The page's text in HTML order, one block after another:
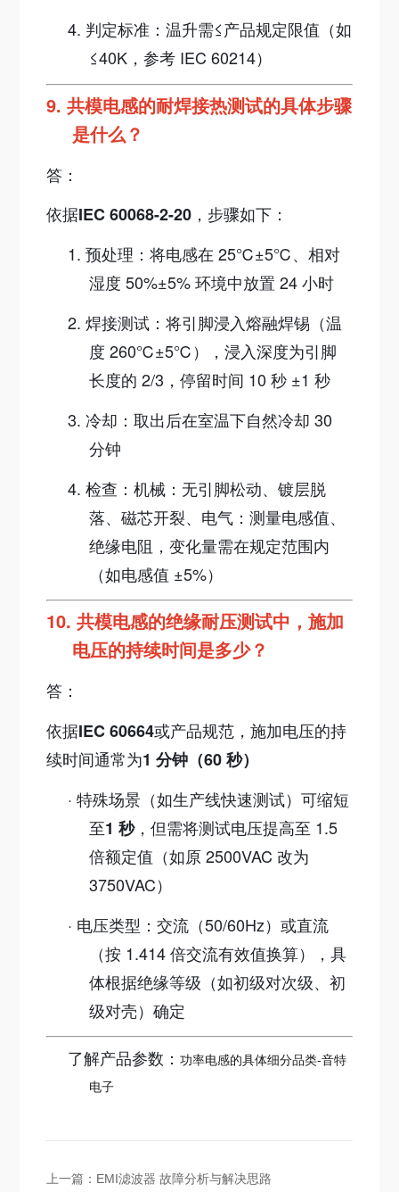
4. 判定标准：温升需≤产品规定限值（如
≤40K，参考 IEC 60214）
9.共模电感的耐焊接热测试的具体步骤
是什么？
答：
依据IEC 60068-2-20 ，步骤如下：
1.预处理：将电感在 25℃±5℃、相对
湿度 50%±5% 环境中放置 24 小时
2.焊接测试：将引脚浸入熔融焊锡（温
度 260℃±5℃），浸入深度为引脚
长度的 2/3，停留时间 10 秒 ±1 秒
3.冷却：取出后在室温下自然冷却 30
分钟
4.检查：机械：无引脚松动、镀层脱
落、磁芯开裂、 电气：测量电感值、
绝缘电阻，变化量需在规定范围内
（如电感值 ±5%）
10.共模电感的绝缘耐压测试中，施加
电压的持续时间是多少？
答：
依据IEC 60664或产品规范，施加电压的持
续时间通常为1 分钟（60 秒）
·特殊场景（如生产线快速测试）可缩短
至1 秒，但需将测试电压提高至 1.5
倍额定值（如原 2500VAC 改为
3750VAC）
· 电压类型：交流（50/60Hz）或直流
（按 1.414 倍交流有效值换算），具
体根据绝缘等级（如初级对次级、初
级对壳）确定
了解产品参数：功率电感的具体细分品类-音特
电子
上一篇： EMI滤波器 故障分析与解决思路